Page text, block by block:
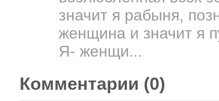
значит я рабыня,
женщина и значит я
Я- женщи...
Комментарии (0)